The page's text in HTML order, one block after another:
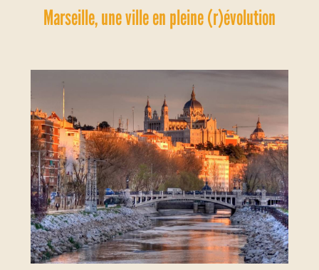
Marseille, une ville en pleine (r)évolution